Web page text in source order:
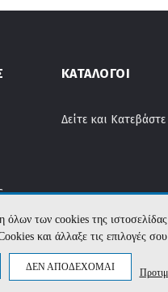
ΚΑΤΑΛΟΓΟΙ
Δείτε και Κατεβάστε
των cookies της
και άλλαξε τις επιλογές
ΔΕΝ ΑΠΟΔΕΧΟΜΑΙ